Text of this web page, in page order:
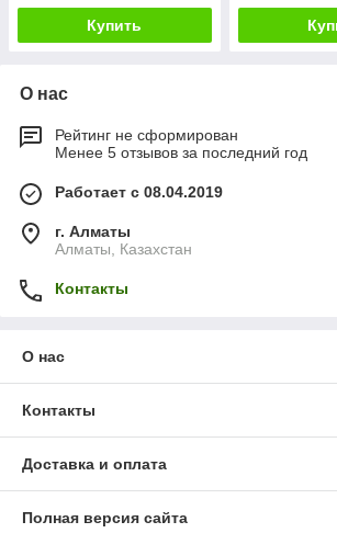
Купить
О нас
Рейтинг не сформирован
Менее 5 отзывов за последний год
Работает с 08.04.2019
г. Алматы
Алматы, Казахстан
Контакты
О нас
Контакты
Доставка и оплата
Полная версия сайта